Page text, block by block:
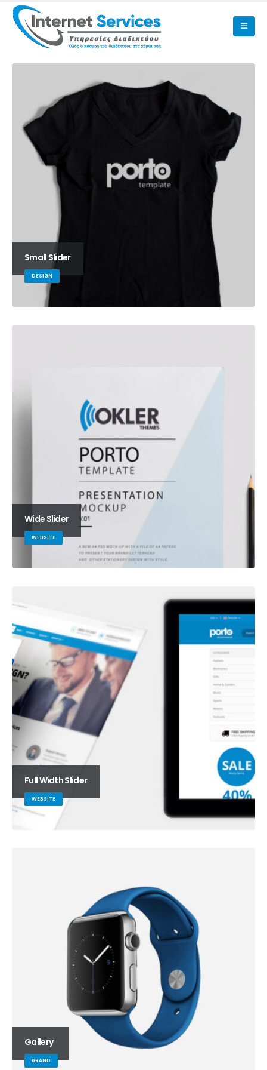
Small Slider
DESIGN
Wide Slider
WEBSITE
Full Width Slider
WEBSITE
Gallery
BRAND